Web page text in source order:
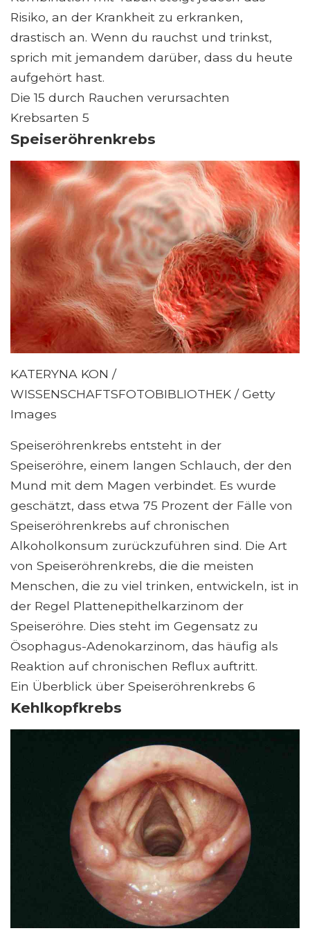
Risiko, an der Krankheit zu erkranken,
drastisch an. Wenn du rauchst und trinkst,
sprich mit jemandem darüber, dass du heute
aufgehört hast.
Die 15 durch Rauchen verursachten
Krebsarten 5
Speiseröhrenkrebs
KATERYNA KON /
WISSENSCHAFTSFOTOBIBLIOTHEK / Getty
Images
Speiseröhrenkrebs entsteht in der
Speiseröhre, einem langen Schlauch, der den
Mund mit dem Magen verbindet. Es wurde
geschätzt, dass etwa 75 Prozent der Fälle von
Speiseröhrenkrebs auf chronischen
Alkoholkonsum zurückzuführen sind. Die Art
von Speiseröhrenkrebs, die die meisten
Menschen, die zu viel trinken, entwickeln, ist in
der Regel Plattenepithelkarzinom der
Speiseröhre. Dies steht im Gegensatz zu
Ösophagus-Adenokarzinom, das häufig als
Reaktion auf chronischen Reflux auftritt.
Ein Überblick über Speiseröhrenkrebs 6
Kehlkopfkrebs